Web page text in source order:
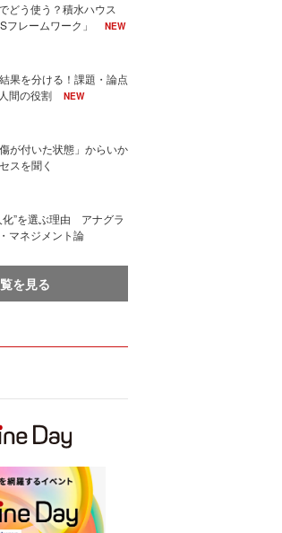
どう使う？積水ハウス
レームワーク」
NEW
果を分ける！課題・論点
間の役割
NEW
が付いた状態」からいか
スを聞く
化”を選ぶ理由 アナグラ
マネジメント論
を見る